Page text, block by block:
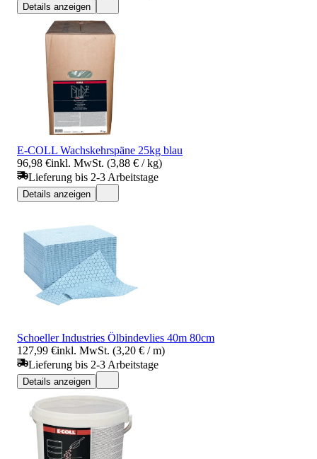
Details anzeigen
E-COLL Wachskehrspäne 25kg blau
96,98 €inkl. MwSt. (3,88 € / kg)
Lieferung bis 2-3 Arbeitstage
Details anzeigen
Schoeller Industries Ölbindevlies 40m 80cm
127,99 €inkl. MwSt. (3,20 € / m)
Lieferung bis 2-3 Arbeitstage
Details anzeigen